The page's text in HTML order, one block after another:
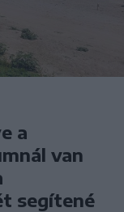
a
van
segítené